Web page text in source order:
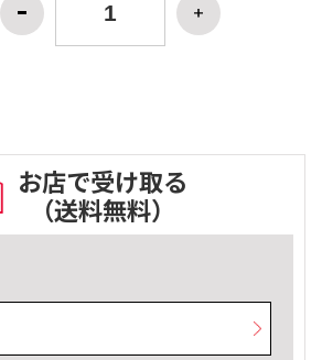
お店で受け取る
（送料無料）